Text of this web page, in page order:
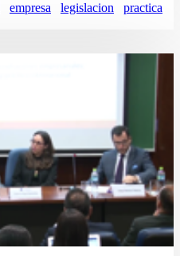
empresa legislacion
practica